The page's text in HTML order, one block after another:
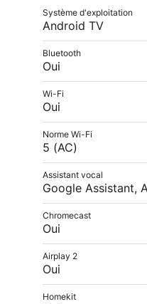
Système d'exploitation
Android TV
Bluetooth
Oui
Wi-Fi
Oui
Norme Wi-Fi
5 (AC)
Assistant vocal
Google Assistant,
Chromecast
Oui
Airplay 2
Oui
Homekit